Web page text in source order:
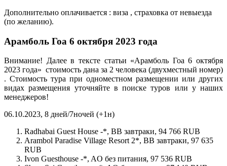
Дополнительно оплачивается : виза , страховка от невыезда
(по желанию).
Арамболь Гоа 6 октября 2023 года
Внимание! Далее в тексте статьи «Арамболь Гоа 6 октября
2023 года» стоимость дана за 2 человека (двухместный номер)
. Стоимость тура при одноместном размещении или других
видах размещения уточняйте в поиске туров или у наших
менеджеров!
06.10.2023, 8 дней/7ночей (+1н)
Radhabai Guest House -*, BB завтраки, 94 766 RUB
Arambol Paradise Village Resort 2*, BB завтраки, 97 635
RUB
Ivon Guesthouse -*, AO без питания, 97 536 RUB